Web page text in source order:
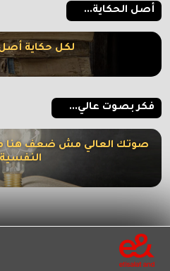
أصل الحكاية...
لكل حكاية أصل
فكر بصوت عالي...
صوتك العالي مش ضعف هنا
النفسية